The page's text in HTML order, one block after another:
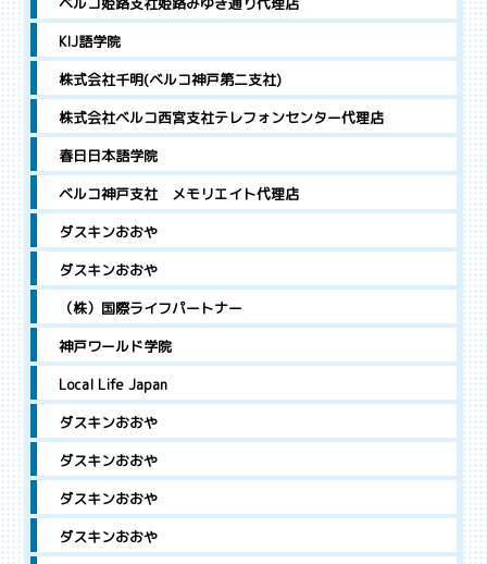
KIJ語学院
株式会社千明(ベルコ神戸第二支社)
株式会社ベルコ西宮支社テレフォンセンター代理店
春日日本語学院
ベルコ神戸支社 メモリエイト代理店
ダスキンおおや
ダスキンおおや
（株）国際ライフパートナー
神戸ワールド学院
Local Life Japan
ダスキンおおや
ダスキンおおや
ダスキンおおや
ダスキンおおや